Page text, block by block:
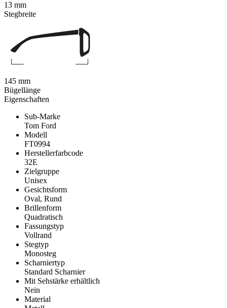
Eigenschaften
Sub-Marke
Tom Ford
Modell
FT0994
Herstellerfarbcode
32E
Zielgruppe
Unisex
Gesichtsform
Oval, Rund
Brillenform
Quadratisch
Fassungstyp
Vollrand
Stegtyp
Monosteg
Scharniertyp
Standard Scharnier
Mit Sehstärke erhältlich
Nein
Material
13 mm
Stegbreite
145 mm
Bügellänge